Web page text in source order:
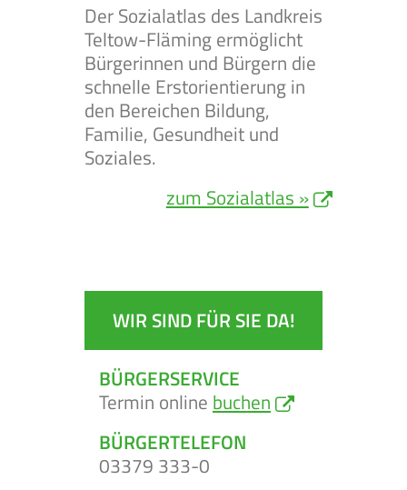
Der Sozialatlas des Landkreis
Teltow-Fläming ermöglicht
Bürgerinnen und Bürgern die
schnelle Erstorientierung in
den Bereichen Bildung,
Familie, Gesundheit und
Soziales.
zum Sozialatlas »
WIR SIND FÜR SIE DA!
BÜRGERSERVICE
Termin online buchen
BÜRGERTELEFON
03379 333-0